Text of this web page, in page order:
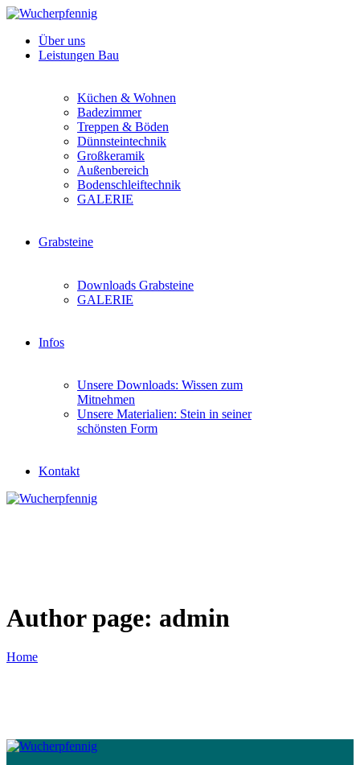
Über uns
Leistungen Bau
Küchen & Wohnen
Badezimmer
Treppen & Böden
Dünnsteintechnik
Großkeramik
Außenbereich
Bodenschleiftechnik
GALERIE
Grabsteine
Downloads Grabsteine
GALERIE
Infos
Unsere Downloads: Wissen zum
Mitnehmen
Unsere Materialien: Stein in seiner
schönsten Form
Kontakt
Author page: admin
Home